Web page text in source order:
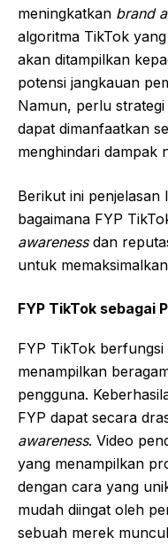
meningkatkan brand
algoritma TikTok
akan ditampilkan
potensi jangkauan
Namun, perlu
dapat dimanfaatkan
menghindari dampak
Berikut ini penjelasan
bagaimana FYP
awarenessdan
untuk
FYP TikTok sebagai
FYP TikTok berfungsi
menampilkan
pengguna.
FYP dapat secara
awareness. Video
yang menampilkan
dengan cara yang
mudah diingat oleh
sebuah merek